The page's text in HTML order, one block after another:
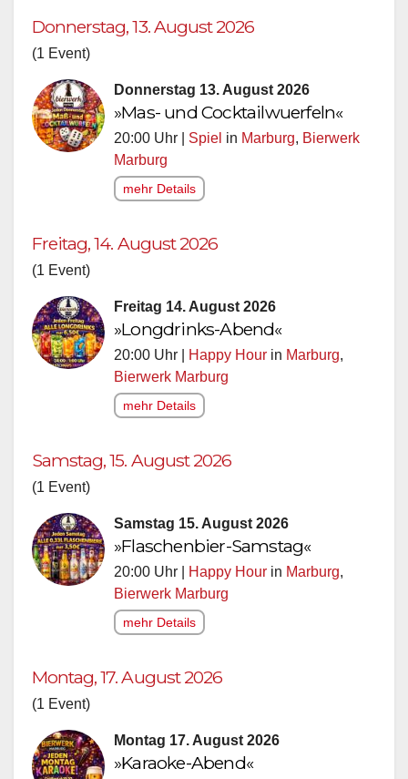
Donnerstag, 13. August 2026
(1 Event)
Donnerstag 13. August 2026
»Mas- und Cocktailwuerfeln«
20:00 Uhr | Spiel in Marburg, Bierwerk
Marburg
mehr Details
Freitag, 14. August 2026
(1 Event)
Freitag 14. August 2026
»Longdrinks-Abend«
20:00 Uhr | Happy Hour in Marburg,
Bierwerk Marburg
mehr Details
Samstag, 15. August 2026
(1 Event)
Samstag 15. August 2026
»Flaschenbier-Samstag«
20:00 Uhr | Happy Hour in Marburg,
Bierwerk Marburg
mehr Details
Montag, 17. August 2026
(1 Event)
Montag 17. August 2026
»Karaoke-Abend«